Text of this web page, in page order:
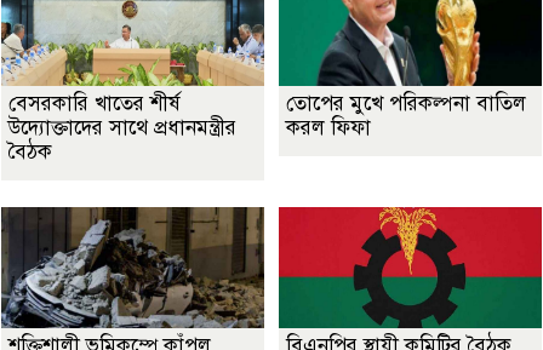
বেসরকারি খাতের শীর্ষ
উদ্যোক্তাদের সাথে প্রধানমন্ত্রীর
বৈঠক
তোপের মুখে পরিকল্পনা বাতিল
করল ফিফা